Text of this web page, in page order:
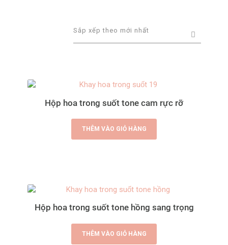
Hộp hoa trong suốt tone cam rực rỡ
THÊM VÀO GIỎ HÀNG
Hộp hoa trong suốt tone hồng sang trọng
THÊM VÀO GIỎ HÀNG